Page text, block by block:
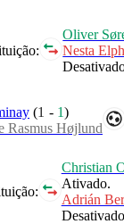
Oliver
Nesta
(1 - 1)
Rasmus Højlund
Christian
Ativado.
Adrián